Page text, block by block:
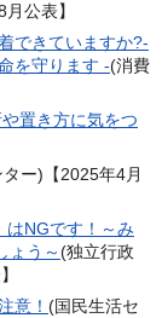
公表】
できていますか?-
を守ります -(消費
置き方に気をつ
ー)【2025年4月
はNGです！～み
ょう～(独立行政
意！ (国民生活セ